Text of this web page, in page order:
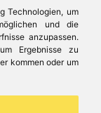
Technologien, um
und die
anzupassen.
Ergebnisse zu
kommen oder um